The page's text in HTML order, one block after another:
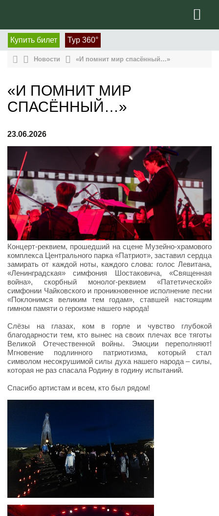
Купить билет Тур 360°
Новости «И помнит мир спасённый…»
«И ПОМНИТ МИР
СПАСЁННЫЙ…»
23.06.2026
Концерт‑реквием, прошедший на сцене Музейно-храмового
комплекса Центрального парка «Патриот», заставил сердца
замирать от каждой ноты, каждого слова: голос Левитана,
«Ленинградская» симфония Шостаковича, «Священная
война», скорбный монолог-реквием «Патетической»
симфонии Чайковского и проникновенное исполнение песни
«Поклонимся великим тем годам», ставшей настоящим
гимном памяти о героизме нашего народа!
Слёзы на глазах, ком в горле и чувство глубокой
благодарности тем, кто вынес на своих плечах все тяготы
Великой Отечественной войны. Эмоции переполняют!
Мгновение подлинного патриотизма, который стал
символом несокрушимой силы духа нашего народа – силы,
которая не раз спасала Родину в годину испытаний.
Спасибо артистам и всем, кто был рядом!